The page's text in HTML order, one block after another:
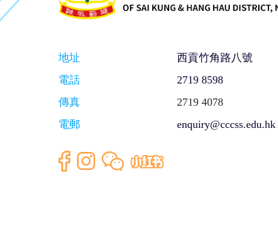
地址
西貢竹角路八號
電話
2719 8598
傳真
2719 4078
電郵
enquiry@cccss.edu.hk